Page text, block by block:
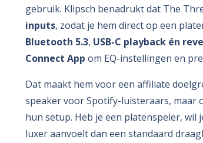
gebruik. Klipsch benadrukt dat The
inputs, zodat je hem direct op een
Bluetooth 5.3, USB-C playback én
Connect App om EQ-instellingen en
Dat maakt hem voor een affiliate
speaker voor Spotify-luisteraars, maar
hun setup. Heb je een platenspeler,
luxer aanvoelt dan een standaard